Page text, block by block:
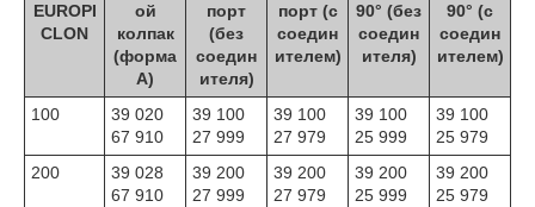
EUROPI
CLON
ой
колпак
(форма
A)
порт
(без
соедин
ителя)
порт (с
соедин
ителем)
90° (без
соедин
ителя)
90° (с
соедин
ителем)
100
39 020
67 910
39 100
27 999
39 100
27 979
39 100
25 999
39 100
25 979
200
39 028
67 910
39 200
27 999
39 200
27 979
39 200
25 999
39 200
25 979